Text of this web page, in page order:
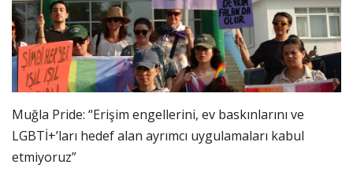
Muğla Pride: “Erişim engellerini, ev baskınlarını ve
LGBTİ+’ları hedef alan ayrımcı uygulamaları kabul
etmiyoruz”